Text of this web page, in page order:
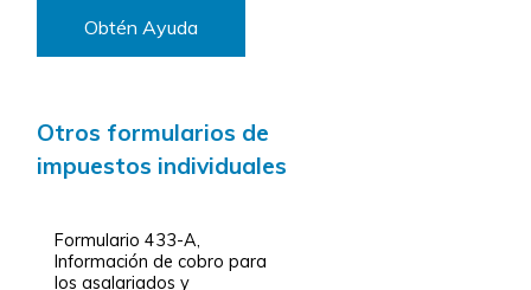
Obtén Ayuda
Otros formularios de
impuestos individuales
Formulario 433-A,
Información de cobro para
los asalariados y